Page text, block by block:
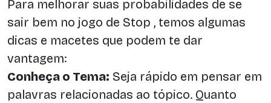
Para melhorar suas probabilidades de se
sair bem no jogo de Stop , temos algumas
dicas e macetes que podem te dar
vantagem:
Conheça o Tema: Seja rápido em pensar em
palavras relacionadas ao tópico. Quanto